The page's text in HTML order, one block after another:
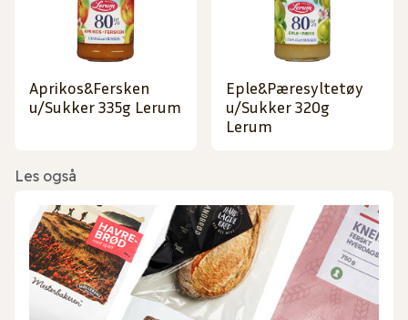
Aprikos&Fersken
u/Sukker 335g Lerum
Eple&Pæresyltetøy
u/Sukker 320g
Lerum
Les også